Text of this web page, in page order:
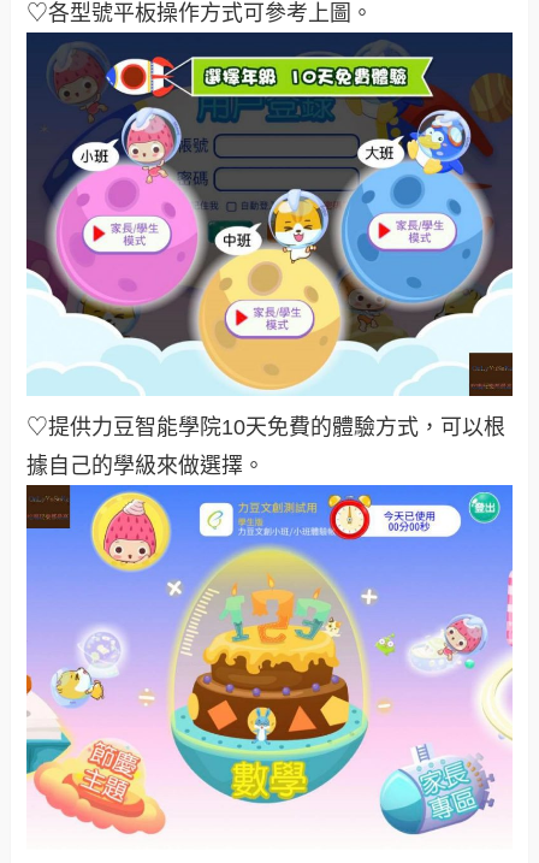
♡各型號平板操作方式可參考上圖。
♡提供力豆智能學院10天免費的體驗方式，可以根
據自己的學級來做選擇。